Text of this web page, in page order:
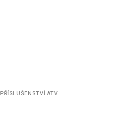
PŘÍSLUŠENSTVÍ ATV